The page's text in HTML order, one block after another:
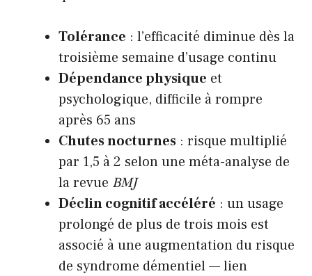
Tolérance : l’efficacité diminue dès la
troisième semaine d’usage continu
Dépendance physique et
psychologique, difficile à rompre
après 65 ans
Chutes nocturnes : risque multiplié
par 1,5 à 2 selon une méta-analyse de
la revue BMJ
Déclin cognitif accéléré : un usage
prolongé de plus de trois mois est
associé à une augmentation du risque
de syndrome démentiel — lien